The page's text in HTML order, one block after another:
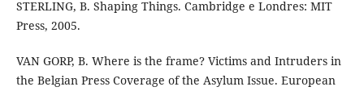
STERLING, B. Shaping Things. Cambridge e Londres: MIT
Press, 2005.
VAN GORP, B. Where is the frame? Victims and Intruders in
the Belgian Press Coverage of the Asylum Issue. European